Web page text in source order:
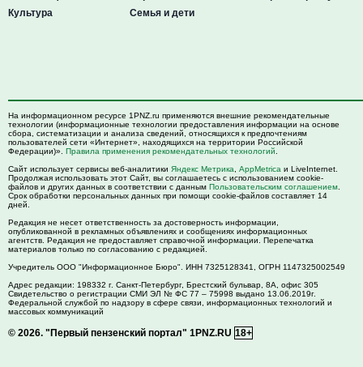
Культура
Семья и дети
На информационном ресурсе 1PNZ.ru применяются внешние рекомендательные
технологии (информационные технологии предоставления информации на основе
сбора, систематизации и анализа сведений, относящихся к предпочтениям
пользователей сети «Интернет», находящихся на территории Российской
Федерации)». Правила применения рекомендательных технологий
Сайт использует сервисы веб-аналитики Яндекс Метрика AppMetrica и LiveInternet.
Продолжая использовать этот Сайт, вы соглашаетесь с использованием cookie-
файлов и других данных в соответствии с данным Пользовательским соглашением
Срок обработки персональных данных при помощи cookie-файлов составляет 14
дней.
Редакция не несет ответственность за достоверность информации,
опубликованной в рекламных объявлениях и сообщениях информационных
агентств. Редакция не предоставляет справочной информации. Перепечатка
материалов только по согласованию с редакцией.
Учредитель ООО "Информационное Бюро". ИНН 7325128341, ОГРН 1147325002549
Адрес редакции: 198332 г. Санкт-Петербург, Брестский бульвар, 8А, офис 305
Свидетельство о регистрации СМИ ЭЛ № ФС 77 – 75998 выдано 13.06.2019г.
Федеральной службой по надзору в сфере связи, информационных технологий и
массовых коммуникаций
© 2026. "Первый пензенский портал" 1PNZ.RU 18+